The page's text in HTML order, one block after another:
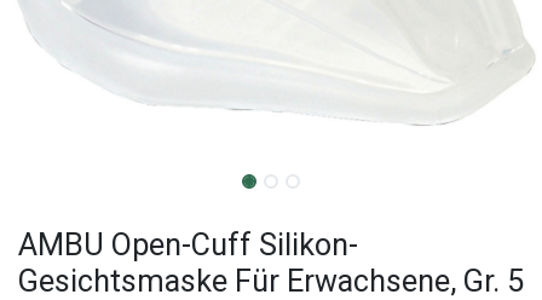
AMBU Open-Cuff Silikon-
Gesichtsmaske Für Erwachsene, Gr. 5